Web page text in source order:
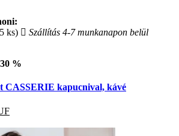
ks)
Szállítás 4-7 munkanapon belül
30 %
CASSERIE kapucnival, kávé